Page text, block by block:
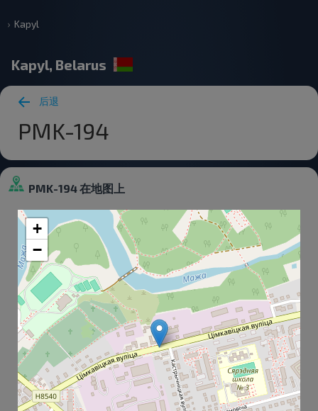
Kapyl
Kapyl, Belarus
后退
PMK-194
PMK-194 在地图上
+
−